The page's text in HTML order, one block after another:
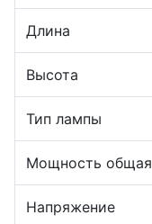
Длина
Высота
Тип лампы
Мощность общая
Напряжение